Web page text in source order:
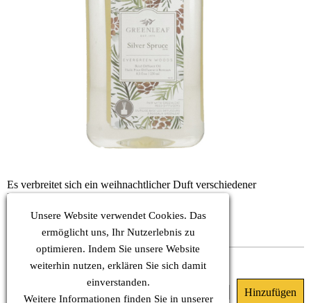
Es verbreitet sich ein weihnachtlicher Duft verschiedener
Nadelhölzer, holzig und aromatisch.
KOPF: Grün-Noten
HERZ: Nadelhölzer, Zedernholz
BASIS: Sandelholz
Dieses Produkt ist nicht lieferbar.
35.90 € (MwSt. Inkl.)
Unsere Website verwendet Cookies. Das
ermöglicht uns, Ihr Nutzerlebnis zu
optimieren. Indem Sie unsere Website
weiterhin nutzen, erklären Sie sich damit
einverstanden.
Weitere Informationen finden Sie in unserer